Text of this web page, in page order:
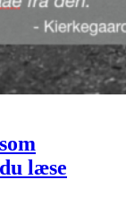
læse